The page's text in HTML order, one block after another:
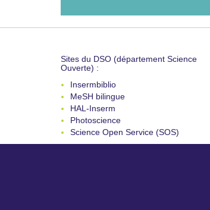
Sites du DSO (département Science
Ouverte) :
Insermbiblio
MeSH bilingue
HAL-Inserm
Photoscience
Science Open Service (SOS)